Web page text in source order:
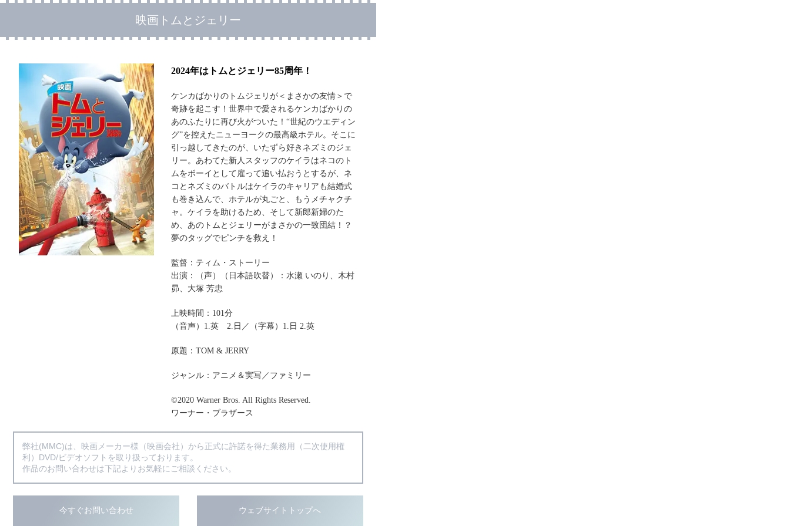
映画トムとジェリー
2024年はトムとジェリー85周年！
ケンカばかりのトムジェリが＜まさかの友情＞で
奇跡を起こす！世界中で愛されるケンカばかりの
あのふたりに再び火がついた！“世紀のウエディン
グ”を控えたニューヨークの最高級ホテル。そこに
引っ越してきたのが、いたずら好きネズミのジェ
リー。あわてた新人スタッフのケイラはネコのト
ムをボーイとして雇って追い払おうとするが、ネ
コとネズミのバトルはケイラのキャリアも結婚式
も巻き込んで、ホテルが丸ごと、もうメチャクチ
ャ。ケイラを助けるため、そして新郎新婦のた
め、あのトムとジェリーがまさかの一致団結！？
夢のタッグでピンチを救え！
監督：ティム・ストーリー
出演：（声）（日本語吹替）：水瀬 いのり、木村
昴、大塚 芳忠
上映時間：101分
（音声）1.英 2.日／（字幕）1.日 2.英
原題：TOM & JERRY
ジャンル：アニメ＆実写／ファミリー
©2020 Warner Bros. All Rights Reserved.
ワーナー・ブラザース
弊社(MMC)は、映画メーカー様（映画会社）から正式に許諾を得た業務用（二次使用権
利）DVD/ビデオソフトを取り扱っております。
作品のお問い合わせは下記よりお気軽にご相談ください。
今すぐお問い合わせ ウェブサイトトップへ